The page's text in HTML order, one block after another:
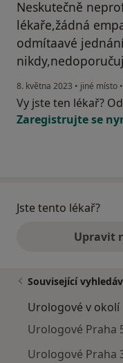
Neskutečně
lékaře,žádná
odmítaavé
8. května 2023 • jiné místo •
Vy jste ten lékař?
Zaregistrujte se
Jste tento lékař?
Upravit
Související
Urologové v okolí
Urologové Praha
Urologové Praha